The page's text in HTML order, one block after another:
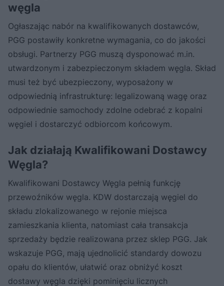
węgla
Ogłaszając nabór na kwalifikowanych dostawców,
PGG postawiły konkretne wymagania, co do jakości
obsługi. Partnerzy PGG muszą dysponować m.in.
utwardzonym i zabezpieczonym składem węgla. Skład
musi też być ubezpieczony, wyposażony w
odpowiednią infrastrukturę: legalizowaną wagę oraz
odpowiednie samochody zdolne odebrać z kopalni
węgiel i dostarczyć odbiorcom końcowym.
Jak działają Kwalifikowani Dostawcy
Węgla?
Kwalifikowani Dostawcy Węgla pełnią funkcję
przewoźników węgla. KDW dostarczają węgiel do
składu zlokalizowanego w rejonie miejsca
zamieszkania klienta, natomiast cała transakcja
sprzedaży będzie realizowana przez sklep PGG. Jak
wskazuje PGG, mają ujednolicić standardy dowozu
opału do klientów, ułatwić oraz obniżyć koszt
dostawy węgla dzięki pominięciu licznych